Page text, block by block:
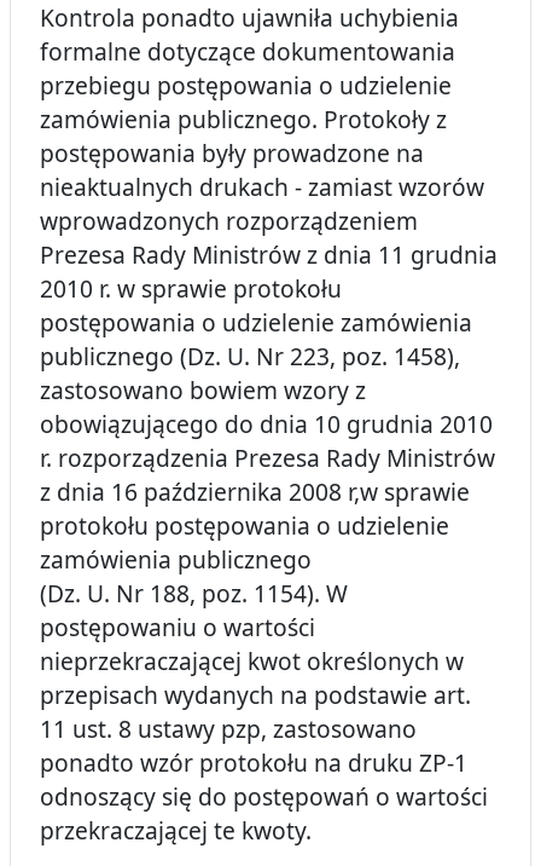
Kontrola ponadto ujawniła uchybienia
formalne dotyczące dokumentowania
przebiegu postępowania o udzielenie
zamówienia publicznego. Protokoły z
postępowania były prowadzone na
nieaktualnych drukach - zamiast wzorów
wprowadzonych rozporządzeniem
Prezesa Rady Ministrów z dnia 11 grudnia
2010 r. w sprawie protokołu
postępowania o udzielenie zamówienia
publicznego (Dz. U. Nr 223, poz. 1458),
zastosowano bowiem wzory z
obowiązującego do dnia 10 grudnia 2010
r. rozporządzenia Prezesa Rady Ministrów
z dnia 16 października 2008 r,w sprawie
protokołu postępowania o udzielenie
zamówienia publicznego
(Dz. U. Nr 188, poz. 1154). W
postępowaniu o wartości
nieprzekraczającej kwot określonych w
przepisach wydanych na podstawie art.
11 ust. 8 ustawy pzp, zastosowano
ponadto wzór protokołu na druku ZP-1
odnoszący się do postępowań o wartości
przekraczającej te kwoty.